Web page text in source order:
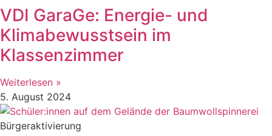
VDI GaraGe: Energie- und
Klimabewusstsein im
Klassenzimmer
Weiterlesen »
5. August 2024
Bürgeraktivierung